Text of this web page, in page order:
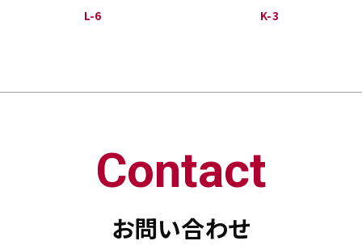
L-6 K-3
Contact
お問い合わせ